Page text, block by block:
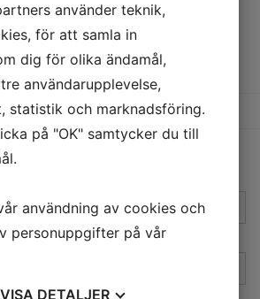
återkommer vi inom kort!
använder teknik,
för att samla in
dig för olika ändamål,
användarupplevelse,
statistik och marknadsföring.
på "OK" samtycker du till
användning av cookies och
personuppgifter på vår
VISA DETALJER